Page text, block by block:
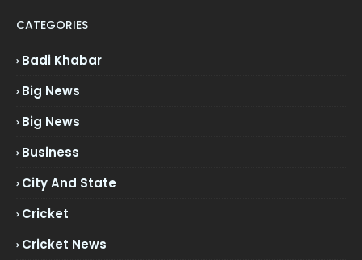
CATEGORIES
Badi Khabar
Big News
Big News
Business
City And State
Cricket
Cricket News